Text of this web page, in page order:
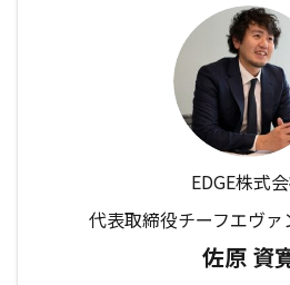
EDGE株式
代表取締役チーフエヴァ
佐原 資